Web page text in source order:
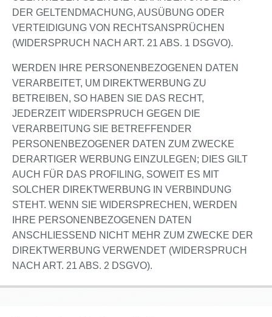
DER GELTENDMACHUNG, AUSÜBUNG ODER
VERTEIDIGUNG VON RECHTSANSPRÜCHEN
(WIDERSPRUCH NACH ART. 21 ABS. 1 DSGVO).
WERDEN IHRE PERSONENBEZOGENEN DATEN
VERARBEITET, UM DIREKTWERBUNG ZU
BETREIBEN, SO HABEN SIE DAS RECHT,
JEDERZEIT WIDERSPRUCH GEGEN DIE
VERARBEITUNG SIE BETREFFENDER
PERSONENBEZOGENER DATEN ZUM ZWECKE
DERARTIGER WERBUNG EINZULEGEN; DIES GILT
AUCH FÜR DAS PROFILING, SOWEIT ES MIT
SOLCHER DIREKTWERBUNG IN VERBINDUNG
STEHT. WENN SIE WIDERSPRECHEN, WERDEN
IHRE PERSONENBEZOGENEN DATEN
ANSCHLIESSEND NICHT MEHR ZUM ZWECKE DER
DIREKTWERBUNG VERWENDET (WIDERSPRUCH
NACH ART. 21 ABS. 2 DSGVO).